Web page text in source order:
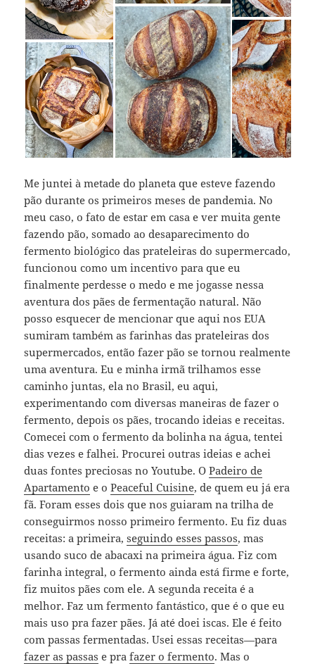
Me juntei à metade do planeta que esteve fazendo
pão durante os primeiros meses de pandemia. No
meu caso, o fato de estar em casa e ver muita gente
fazendo pão, somado ao desaparecimento do
fermento biológico das prateleiras do supermercado,
funcionou como um incentivo para que eu
finalmente perdesse o medo e me jogasse nessa
aventura dos pães de fermentação natural. Não
posso esquecer de mencionar que aqui nos EUA
sumiram também as farinhas das prateleiras dos
supermercados, então fazer pão se tornou realmente
uma aventura. Eu e minha irmã trilhamos esse
caminho juntas, ela no Brasil, eu aqui,
experimentando com diversas maneiras de fazer o
fermento, depois os pães, trocando ideias e receitas.
Comecei com o fermento da bolinha na água, tentei
dias vezes e falhei. Procurei outras ideias e achei
duas fontes preciosas no Youtube. OPadeiro de
Apartamento e oPeaceful Cuisine, de quem eu já era
fã. Foram esses dois que nos guiaram na trilha de
conseguirmos nosso primeiro fermento. Eu fiz duas
receitas: a primeira,seguindo esses passos, mas
usando suco de abacaxi na primeira água. Fiz com
farinha integral, o fermento ainda está firme e forte,
fiz muitos pães com ele. A segunda receita é a
melhor. Faz um fermento fantástico, que é o que eu
mais uso pra fazer pães. Já até doei iscas. Ele é feito
com passas fermentadas. Usei essas receitas—para
fazer as passas e prafazer o fermento. Mas o